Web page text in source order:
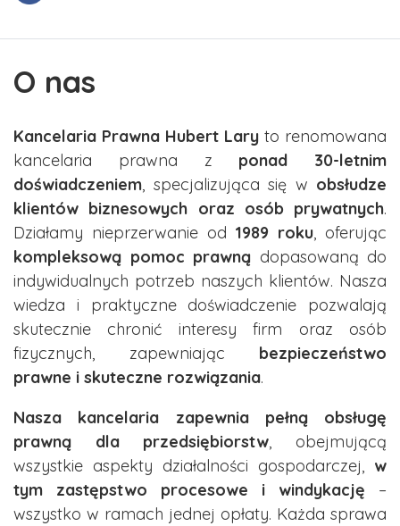
O nas
Kancelaria Prawna Hubert Lary to renomowana
kancelaria prawna z ponad 30-letnim
doświadczeniem, specjalizująca się w obsłudze
klientów biznesowych oraz osób prywatnych.
Działamy nieprzerwanie od 1989 roku, oferując
kompleksową pomoc prawną dopasowaną do
indywidualnych potrzeb naszych klientów. Nasza
wiedza i praktyczne doświadczenie pozwalają
skutecznie chronić interesy firm oraz osób
fizycznych, zapewniając bezpieczeństwo
prawne i skuteczne rozwiązania.
Nasza kancelaria zapewnia pełną obsługę
prawną dla przedsiębiorstw, obejmującą
wszystkie aspekty działalności gospodarczej, w
tym zastępstwo procesowe i windykację –
wszystko w ramach jednej opłaty. Każda sprawa